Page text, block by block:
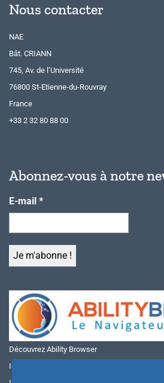
Nous contacter
NAE
Bât. CRIANN
745, Av. de l’Université
76800 St-Etienne-du-Rouvray
France
+33 2 32 80 88 00
Abonnez-vous à notre
E-mail *
Découvrez Ability Browser
Installer Ability Browser sur Windows